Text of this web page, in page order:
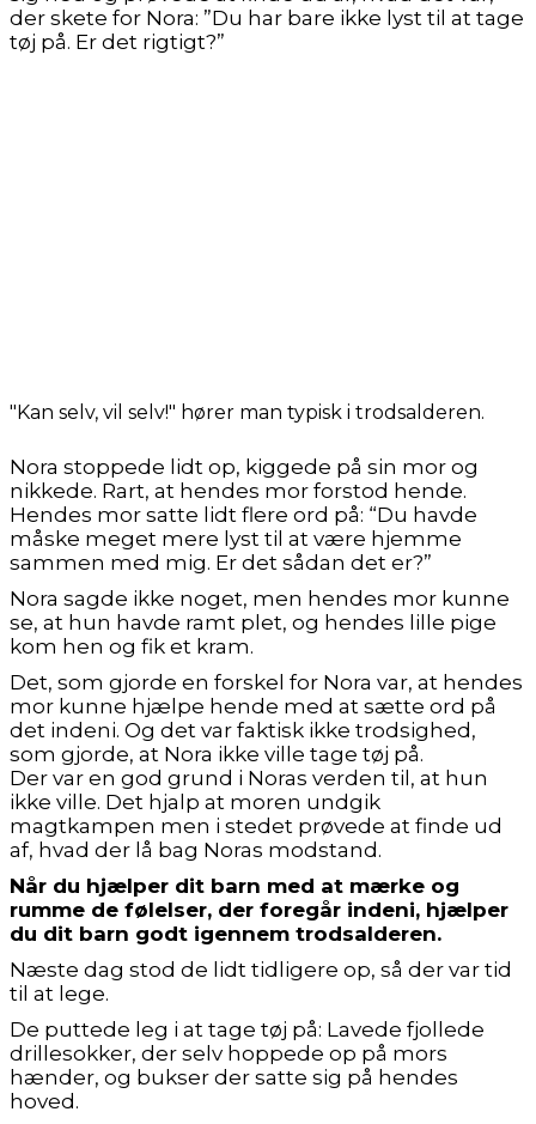
der skete for Nora: ”Du har bare ikke lyst til at tage
tøj på. Er det rigtigt?”
"Kan selv, vil selv!" hører man typisk i trodsalderen.
Nora stoppede lidt op, kiggede på sin mor og
nikkede. Rart, at hendes mor forstod hende.
Hendes mor satte lidt flere ord på: “Du havde
måske meget mere lyst til at være hjemme
sammen med mig. Er det sådan det er?”
Nora sagde ikke noget, men hendes mor kunne
se, at hun havde ramt plet, og hendes lille pige
kom hen og fik et kram.
Det, som gjorde en forskel for Nora var, at hendes
mor kunne hjælpe hende med at sætte ord på
det indeni. Og det var faktisk ikke trodsighed,
som gjorde, at Nora ikke ville tage tøj på.
Der var en god grund i Noras verden til, at hun
ikke ville. Det hjalp at moren undgik
magtkampen men i stedet prøvede at finde ud
af, hvad der lå bag Noras modstand.
Når du hjælper dit barn med at mærke og
rumme de følelser, der foregår indeni, hjælper
du dit barn godt igennem trodsalderen.
Næste dag stod de lidt tidligere op, så der var tid
til at lege.
De puttede leg i at tage tøj på: Lavede fjollede
drillesokker, der selv hoppede op på mors
hænder, og bukser der satte sig på hendes
hoved.